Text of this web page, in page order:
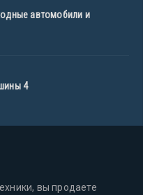
автомобили и
4
вы продаете